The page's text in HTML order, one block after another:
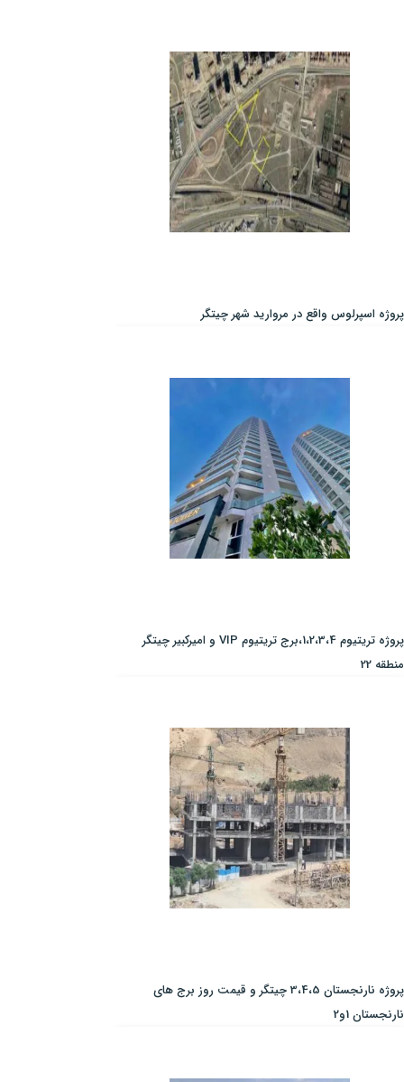
پروژه اسپرلوس واقع در مروارید شهر چیتگر
پروژه تریتیوم 1،2،3،4،برج تریتیوم VIP و امیرکبیر چیتگر
منطقه 22
پروژه نارنجستان 3،4،5 چیتگر و قیمت روز برج های
نارنجستان 1و2